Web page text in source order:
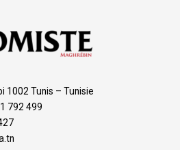
1002 Tunis – Tunisie
792 499